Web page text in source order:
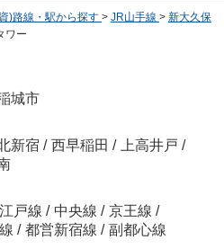
)路線・駅から探す > JR山手線 > 新大久保
ワー
城市
新宿 / 西早稲田 / 上高井戸 /
戸線 / 中央線 / 京王線 /
/ 都営新宿線 / 副都心線